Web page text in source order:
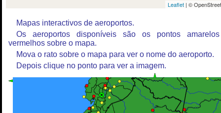
Leaflet | ©
Mapas interactivos de aeroportos.
Os aeroportos disponíveis são os pontos
vermelhos sobre o mapa.
Mova o rato sobre o mapa para ver o nome do aeroporto.
Depois clique no ponto para ver a imagem.